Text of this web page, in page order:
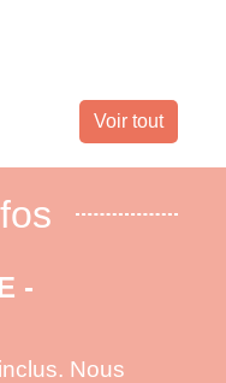
Voir tout
-
Nous